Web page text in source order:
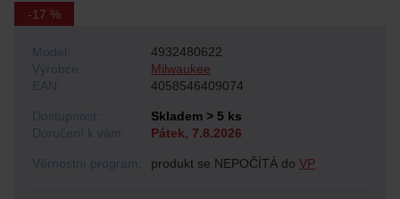
-17 %
Věrnostní program: produkt se NEPOČÍTÁ do VP
Dostupnost:
Skladem > 5 ks
Doručení k vám:
Pátek, 7.8.2026
Výrobce: Milwaukee
Model: 4932480622
EAN: 4058546409074